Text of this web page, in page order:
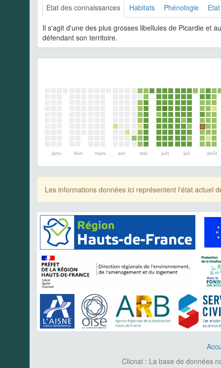
Etat des connaissances Habitats Phénologie
Il s'agit d'une des plus grosses libellules de Picardie et
défendant son territoire.
janv. févr. mars avr. mai juin juil. août
Les informations données ici représentent l'état actuel
Clicnat : La base de données